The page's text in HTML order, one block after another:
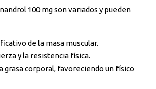
100 mg son variados y pueden
de la masa muscular.
y la resistencia física.
grasa corporal, favoreciendo un físico